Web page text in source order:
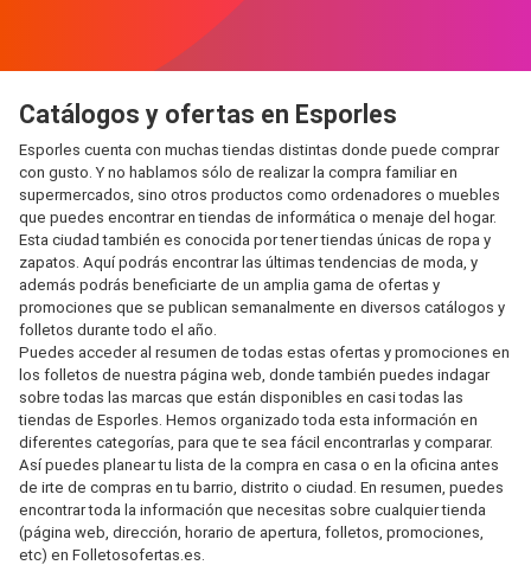
Catálogos y ofertas en Esporles
Esporles cuenta con muchas tiendas distintas donde puede comprar
con gusto. Y no hablamos sólo de realizar la compra familiar en
supermercados, sino otros productos como ordenadores o muebles
que puedes encontrar en tiendas de informática o menaje del hogar.
Esta ciudad también es conocida por tener tiendas únicas de ropa y
zapatos. Aquí podrás encontrar las últimas tendencias de moda, y
además podrás beneficiarte de un amplia gama de ofertas y
promociones que se publican semanalmente en diversos catálogos y
folletos durante todo el año.
Puedes acceder al resumen de todas estas ofertas y promociones en
los folletos de nuestra página web, donde también puedes indagar
sobre todas las marcas que están disponibles en casi todas las
tiendas de Esporles. Hemos organizado toda esta información en
diferentes categorías, para que te sea fácil encontrarlas y comparar.
Así puedes planear tu lista de la compra en casa o en la oficina antes
de irte de compras en tu barrio, distrito o ciudad. En resumen, puedes
encontrar toda la información que necesitas sobre cualquier tienda
(página web, dirección, horario de apertura, folletos, promociones,
etc) en Folletosofertas.es.